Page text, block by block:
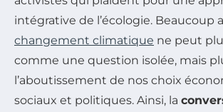
intégrative de l’écologie. Beaucoup
changement climatique ne peut
comme une question isolée, mais
l’aboutissement de nos choix
sociaux et politiques. Ainsi, la